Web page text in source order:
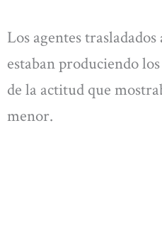
Los agentes trasladados
estaban produciendo
de la actitud que
menor.